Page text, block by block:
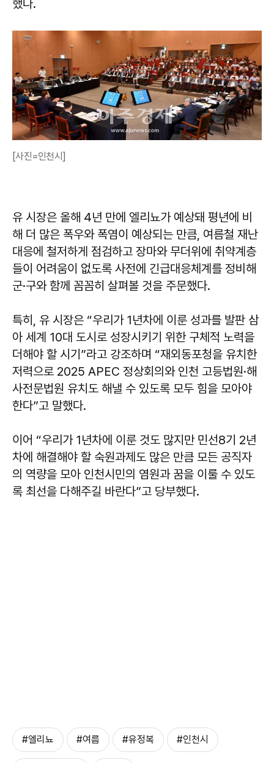
했다.
[사진=인천시]
유 시장은 올해 4년 만에 엘리뇨가 예상돼 평년에 비
해 더 많은 폭우와 폭염이 예상되는 만큼, 여름철 재난
대응에 철저하게 점검하고 장마와 무더위에 취약계층
들이 어려움이 없도록 사전에 긴급대응체계를 정비해
군·구와 함께 꼼꼼히 살펴볼 것을 주문했다.
특히, 유 시장은 “우리가 1년차에 이룬 성과를 발판 삼
아 세계 10대 도시로 성장시키기 위한 구체적 노력을
더해야 할 시기”라고 강조하며 “재외동포청을 유치한
저력으로 2025 APEC 정상회의와 인천 고등법원·해
사전문법원 유치도 해낼 수 있도록 모두 힘을 모아야
한다”고 말했다.
이어 “우리가 1년차에 이룬 것도 많지만 민선8기 2년
차에 해결해야 할 숙원과제도 많은 만큼 모든 공직자
의 역량을 모아 인천시민의 염원과 꿈을 이룰 수 있도
록 최선을 다해주길 바란다”고 당부했다.
#엘리뇨 #여름 #유정복 #인천시